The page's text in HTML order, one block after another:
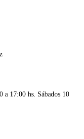
17:00 hs. Sábados 10